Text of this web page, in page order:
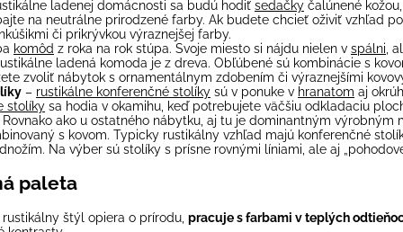
ladenej domácnosti sa budú hodiť sedačky čalúnené
na neutrálne prirodzené farby. Ak budete chcieť oživiť vzhľad
či prikrývkou výraznejšej farby.
komôd z roka na rok stúpa. Svoje miesto si nájdu nielen v spálni ,
ladená komoda je z dreva. Obľúbené sú kombinácie s
zvoliť nábytok s ornamentálnym zdobením či výraznejšími
– rustikálne konferenčné stolíky sú v ponuke v hranatom aj
stolíky sa hodia v okamihu, keď potrebujete väčšiu odkladaciu
Rovnako ako u ostatného nábytku, aj tu je dominantným výrobným
s kovom. Typicky rustikálny vzhľad majú konferenčné
Na výber sú stolíky s prísne rovnými líniami, ale aj
paleta
štýl opiera o prírodu, pracuje s farbami v teplých